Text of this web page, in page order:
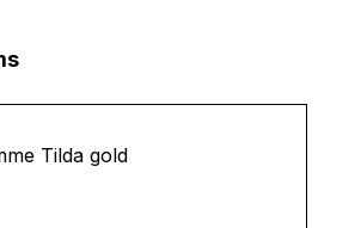
überspringen